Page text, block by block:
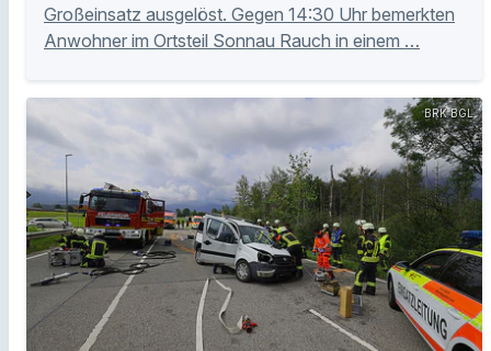
Großeinsatz ausgelöst. Gegen 14:30 Uhr bemerkten
Anwohner im Ortsteil Sonnau Rauch in einem …
BRK BGL